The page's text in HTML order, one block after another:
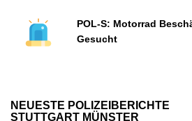
POL-S: Motorrad
Gesucht
NEUESTE POLIZEIBERICHTE
STUTTGART MÜNSTER